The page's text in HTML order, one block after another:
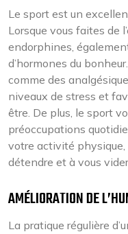
Le sport est un
Lorsque vous faites de
endorphines,
d’hormones du
comme des
niveaux de stress et
être. De plus, le sport
préoccupations
votre activité physique,
détendre et à vous vider
AMÉLIORATION DE
La pratique régulière